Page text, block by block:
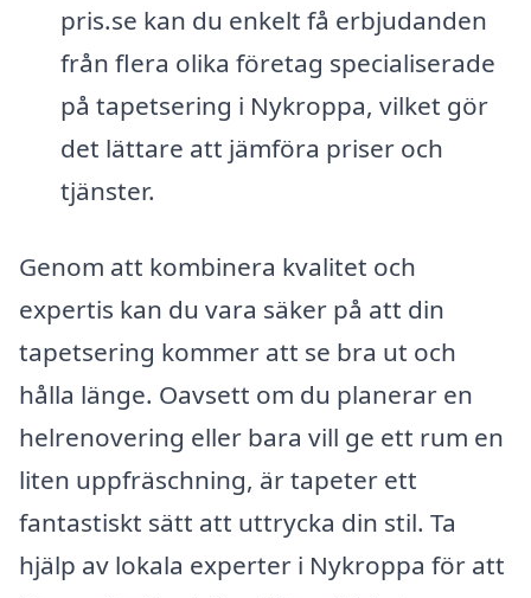
pris.se kan du enkelt få erbjudanden
från flera olika företag specialiserade
på tapetsering i Nykroppa, vilket gör
det lättare att jämföra priser och
tjänster.
Genom att kombinera kvalitet och
expertis kan du vara säker på att din
tapetsering kommer att se bra ut och
hålla länge. Oavsett om du planerar en
helrenovering eller bara vill ge ett rum en
liten uppfräschning, är tapeter ett
fantastiskt sätt att uttrycka din stil. Ta
hjälp av lokala experter i Nykroppa för att